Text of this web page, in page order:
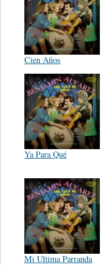
Cien Años
Ya Para Qué
Mi Ultima Parranda